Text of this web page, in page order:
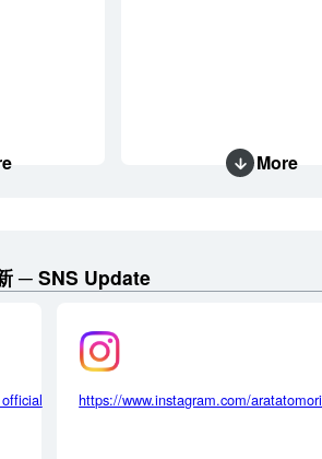
More
SNS Update
https://www.instagram.com/aratatomori